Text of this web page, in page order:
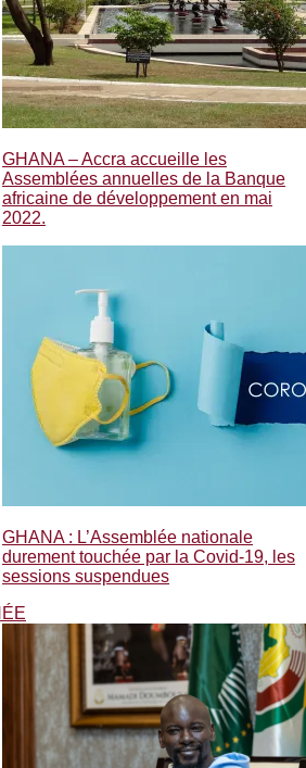
GHANA – Accra accueille les
Assemblées annuelles de la Banque
africaine de développement en mai
2022.
GHANA : L’Assemblée nationale
durement touchée par la Covid-19, les
sessions suspendues